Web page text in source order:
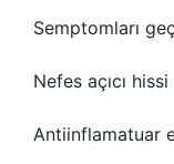
Semptomları
Nefes açıcı
Antiinflamatuar